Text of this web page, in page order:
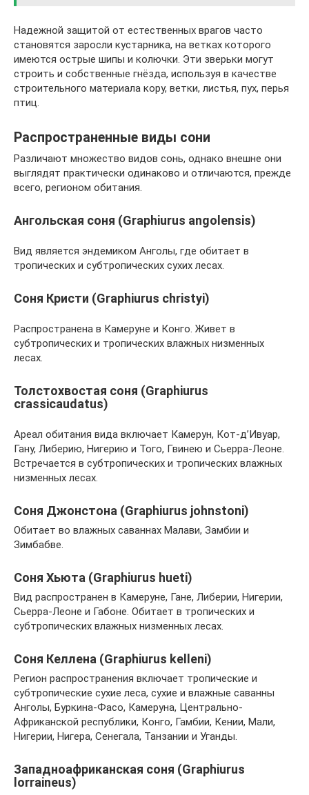
Надежной защитой от естественных врагов часто
становятся заросли кустарника, на ветках которого
имеются острые шипы и колючки. Эти зверьки могут
строить и собственные гнёзда, используя в качестве
строительного материала кору, ветки, листья, пух, перья
птиц.
Распространенные виды сони
Различают множество видов сонь, однако внешне они
выглядят практически одинаково и отличаются, прежде
всего, регионом обитания.
Ангольская соня (Graphiurus angolensis)
Вид является эндемиком Анголы, где обитает в
тропических и субтропических сухих лесах.
Соня Кристи (Graphiurus christyi)
Распространена в Камеруне и Конго. Живет в
субтропических и тропических влажных низменных
лесах.
Толстохвостая соня (Graphiurus
crassicaudatus)
Ареал обитания вида включает Камерун, Кот-д’Ивуар,
Гану, Либерию, Нигерию и Того, Гвинею и Сьерра-Леоне.
Встречается в субтропических и тропических влажных
низменных лесах.
Соня Джонстона (Graphiurus johnstoni)
Обитает во влажных саваннах Малави, Замбии и
Зимбабве.
Соня Хьюта (Graphiurus hueti)
Вид распространен в Камеруне, Гане, Либерии, Нигерии,
Сьерра-Леоне и Габоне. Обитает в тропических и
субтропических влажных низменных лесах.
Соня Келлена (Graphiurus kelleni)
Регион распространения включает тропические и
субтропические сухие леса, сухие и влажные саванны
Анголы, Буркина-Фасо, Камеруна, Центрально-
Африканской республики, Конго, Гамбии, Кении, Мали,
Нигерии, Нигера, Сенегала, Танзании и Уганды.
Западноафриканская соня (Graphiurus
lorraineus)